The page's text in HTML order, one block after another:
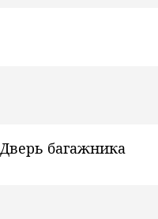
Дверь багажника